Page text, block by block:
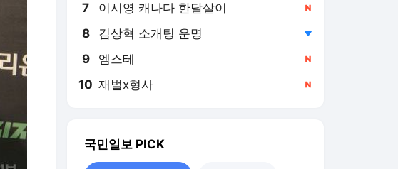
7 이시영 캐나다 한달살이
8 김상혁 소개팅 운명
9 엠스테
10 재벌x형사
국민일보 PICK